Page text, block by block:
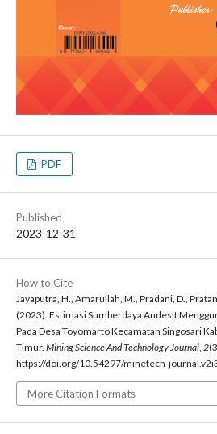
PDF
Published
2023-12-31
How to Cite
Jayaputra, H., Amarullah, M., Pradani, D.,
(2023). Estimasi Sumberdaya Andesit
Pada Desa Toyomarto Kecamatan Singosari
Timur. Mining Science And Technology Journal 2
https://doi.org/10.54297/minetech-
More Citation Formats